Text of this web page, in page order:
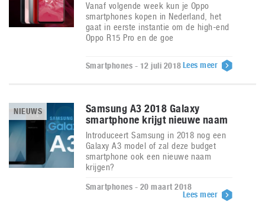
Vanaf volgende week kun je Oppo
smartphones kopen in Nederland, het
gaat in eerste instantie om de high-end
Oppo R15 Pro en de goe
Smartphones - 12 juli 2018Lees meer
NIEUWS
Samsung A3 2018 Galaxy
smartphone krijgt nieuwe naam
Introduceert Samsung in 2018 nog een
Galaxy A3 model of zal deze budget
smartphone ook een nieuwe naam
krijgen?
Smartphones - 20 maart 2018
Lees meer